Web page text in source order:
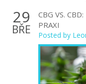
29
BŘE
CBG VS.
PRAXI
Posted by